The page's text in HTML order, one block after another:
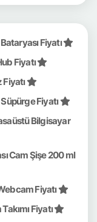
Fiyatı
Fiyatı
Fiyatı
Fiyatı
Bilgisayar
Cam Şişe 200 ml
Fiyatı
Fiyatı